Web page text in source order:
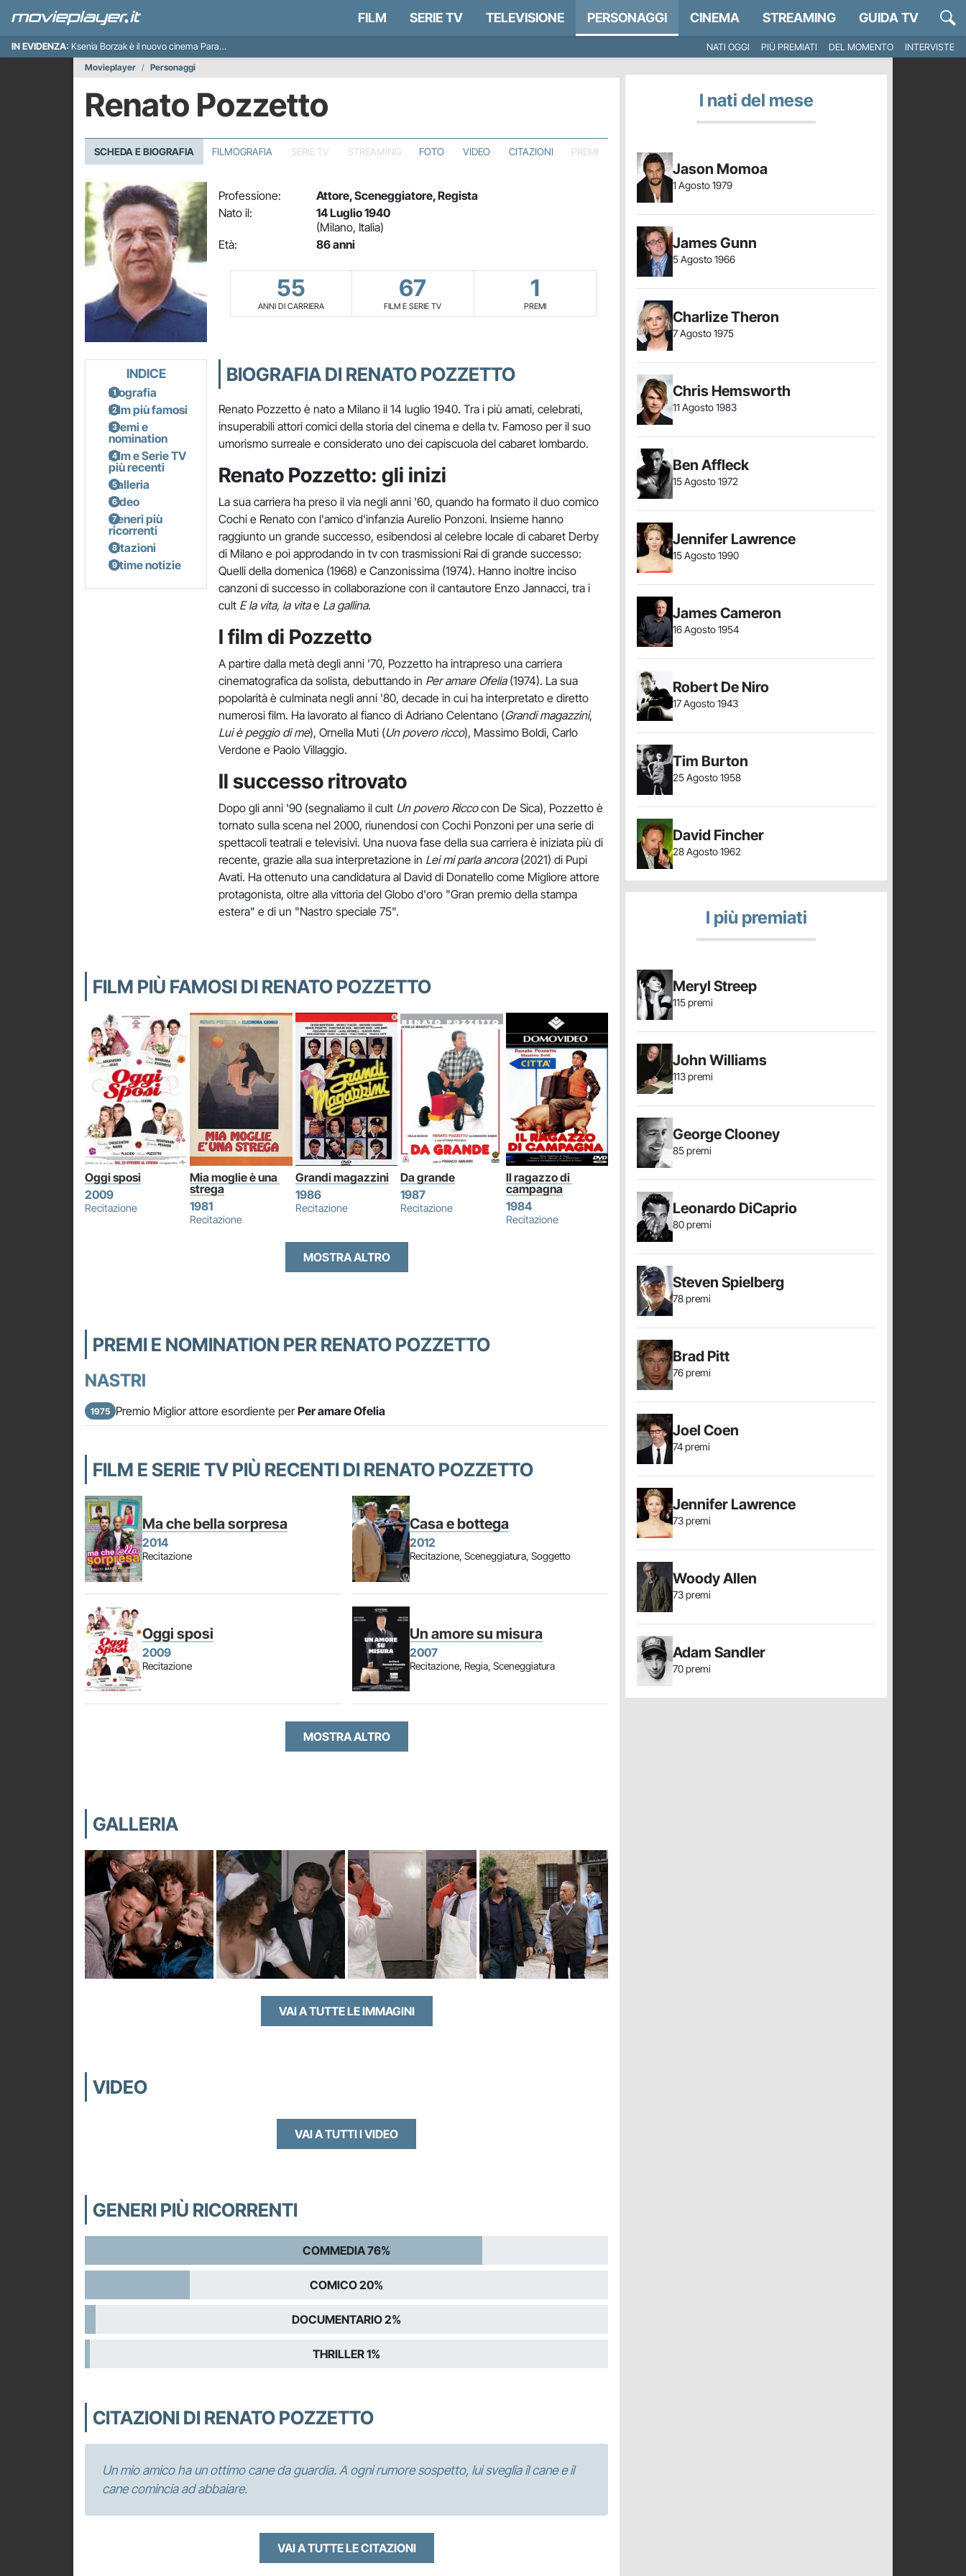
FILM SERIE TV TELEVISIONE PERSONAGGI CINEMA STREAMING GUIDA TV
IN EVIDENZA: Ksenia Borzak è il nuovo cinema Paradiso italiano NATI OGGI PIÙ PREMIATI DEL MOMENTO
INTERVISTE
Movieplayer
Personaggi
Renato Pozzetto
SCHEDA E BIOGRAFIA FILMOGRAFIA SERIE TV STREAMING FOTO VIDEO CITAZIONI PREMI
Professione:
Attore, Sceneggiatore, Regista
Nato il:
14 Luglio 1940
(Milano, Italia)
Età:
86 anni
55
ANNI DI CARRIERA
67
FILM E SERIE TV
1
PREMI
INDICE
Biografia
Film più famosi
Premi e
nomination
Film e Serie TV
più recenti
Galleria
Video
Generi più
ricorrenti
Citazioni
Ultime notizie
BIOGRAFIA DI RENATO POZZETTO
Renato Pozzetto è nato a Milano il 14 luglio 1940. Tra i più amati, celebrati,
insuperabili attori comici della storia del cinema e della tv. Famoso per il suo
umorismo surreale e considerato uno dei capiscuola del cabaret lombardo.
Renato Pozzetto: gli inizi
La sua carriera ha preso il via negli anni '60, quando ha formato il duo comico
Cochi e Renato con l'amico d'infanzia Aurelio Ponzoni. Insieme hanno
raggiunto un grande successo, esibendosi al celebre locale di cabaret Derby
di Milano e poi approdando in tv con trasmissioni Rai di grande successo:
Quelli della domenica (1968) e Canzonissima (1974). Hanno inoltre inciso
canzoni di successo in collaborazione con il cantautore Enzo Jannacci, tra i
cult E la vita, la vitae La gallina.
I film di Pozzetto
A partire dalla metà degli anni '70, Pozzetto ha intrapreso una carriera
cinematografica da solista, debuttando in Per amare Ofelia(1974). La sua
popolarità è culminata negli anni '80, decade in cui ha interpretato e diretto
numerosi film. Ha lavorato al fianco di Adriano Celentano (Grandi magazzini,
Lui è peggio di me), Ornella Muti (Un povero ricco), Massimo Boldi, Carlo
Verdone e Paolo Villaggio.
Il successo ritrovato
Dopo gli anni '90 (segnaliamo il cult Un povero Riccocon De Sica), Pozzetto è
tornato sulla scena nel 2000, riunendosi con Cochi Ponzoni per una serie di
spettacoli teatrali e televisivi. Una nuova fase della sua carriera è iniziata più di
recente, grazie alla sua interpretazione in Lei mi parla ancora(2021) di Pupi
Avati. Ha ottenuto una candidatura al David di Donatello come Migliore attore
protagonista, oltre alla vittoria del Globo d'oro "Gran premio della stampa
estera" e di un "Nastro speciale 75".
FILM PIÙ FAMOSI DI RENATO POZZETTO
Oggi sposi
2009
Recitazione
Mia moglie è una
strega
1981
Recitazione
Grandi magazzini
1986
Recitazione
Da grande
1987
Recitazione
Il ragazzo di
campagna
1984
Recitazione
MOSTRA ALTRO
PREMI E NOMINATION PER RENATO POZZETTO
NASTRI
1975 Premio Miglior attore esordiente perPer amare Ofelia
FILM E SERIE TV PIÙ RECENTI DI RENATO POZZETTO
Ma che bella sorpresa
2014
Recitazione
Casa e bottega
2012
Recitazione, Sceneggiatura, Soggetto
Oggi sposi
2009
Recitazione
Un amore su misura
2007
Recitazione, Regia, Sceneggiatura
MOSTRA ALTRO
GALLERIA
VAI A TUTTE LE IMMAGINI
VIDEO
VAI A TUTTI I VIDEO
GENERI PIÙ RICORRENTI
COMMEDIA 76%
COMICO 20%
DOCUMENTARIO 2%
THRILLER 1%
CITAZIONI DI RENATO POZZETTO
Un mio amico ha un ottimo cane da guardia. A ogni rumore sospetto, lui sveglia il cane e il
cane comincia ad abbaiare.
VAI A TUTTE LE CITAZIONI
I nati del mese
Jason Momoa
1 Agosto 1979
James Gunn
5 Agosto 1966
Charlize Theron
7 Agosto 1975
Chris Hemsworth
11 Agosto 1983
Ben Affleck
15 Agosto 1972
Jennifer Lawrence
15 Agosto 1990
James Cameron
16 Agosto 1954
Robert De Niro
17 Agosto 1943
Tim Burton
25 Agosto 1958
David Fincher
28 Agosto 1962
I più premiati
Meryl Streep
115 premi
John Williams
113 premi
George Clooney
85 premi
Leonardo DiCaprio
80 premi
Steven Spielberg
78 premi
Brad Pitt
76 premi
Joel Coen
74 premi
Jennifer Lawrence
73 premi
Woody Allen
73 premi
Adam Sandler
70 premi